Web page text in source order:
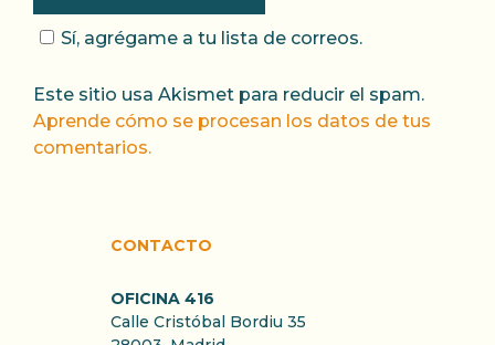
Sí, agrégame a tu lista de correos.
Este sitio usa Akismet para reducir el spam.
Aprende cómo se procesan los datos de tus
comentarios.
CONTACTO
OFICINA 416
Calle Cristóbal Bordiu 35